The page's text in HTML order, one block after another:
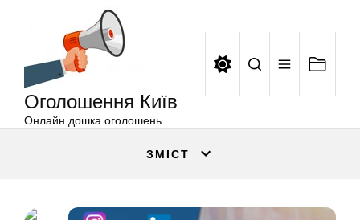
Оголошення Київ
Онлайн дошка оголошень
ЗМІСТ